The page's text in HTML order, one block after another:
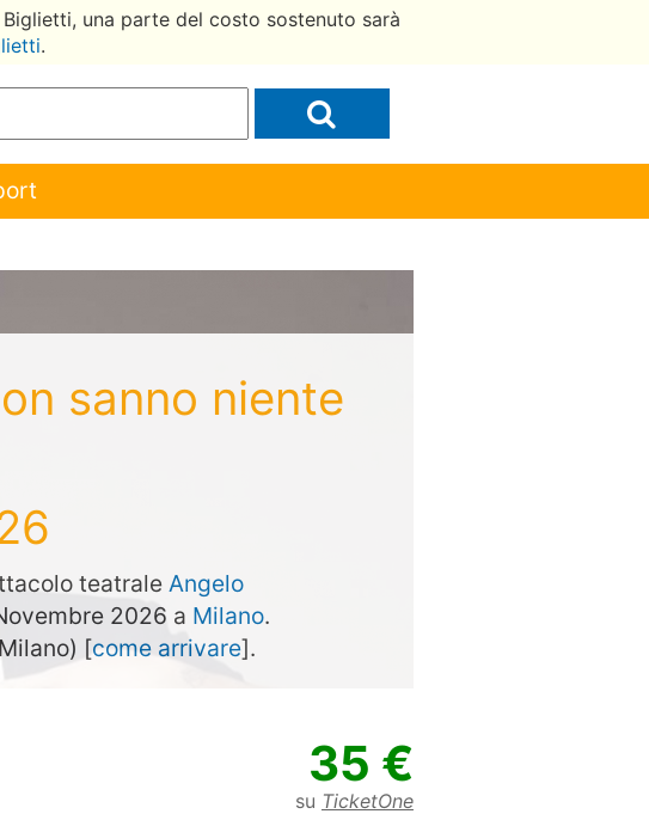
una parte del costo sostenuto sarà
.
sanno niente
teatrale Angelo
2026 a Milano.
[come arrivare].
35 €
su TicketOne